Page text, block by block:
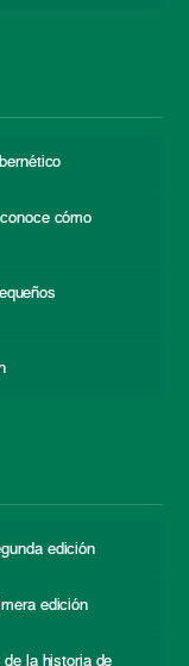
cómo
edición
edición
de la historia de